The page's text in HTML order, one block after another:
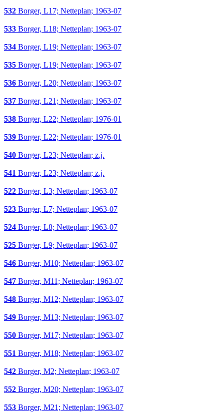
532 Borger, L17; Netteplan; 1963-07
533 Borger, L18; Netteplan; 1963-07
534 Borger, L19; Netteplan; 1963-07
535 Borger, L19; Netteplan; 1963-07
536 Borger, L20; Netteplan; 1963-07
537 Borger, L21; Netteplan; 1963-07
538 Borger, L22; Netteplan; 1976-01
539 Borger, L22; Netteplan; 1976-01
540 Borger, L23; Netteplan; z.j.
541 Borger, L23; Netteplan; z.j.
522 Borger, L3; Netteplan; 1963-07
523 Borger, L7; Netteplan; 1963-07
524 Borger, L8; Netteplan; 1963-07
525 Borger, L9; Netteplan; 1963-07
546 Borger, M10; Netteplan; 1963-07
547 Borger, M11; Netteplan; 1963-07
548 Borger, M12; Netteplan; 1963-07
549 Borger, M13; Netteplan; 1963-07
550 Borger, M17; Netteplan; 1963-07
551 Borger, M18; Netteplan; 1963-07
542 Borger, M2; Netteplan; 1963-07
552 Borger, M20; Netteplan; 1963-07
553 Borger, M21; Netteplan; 1963-07